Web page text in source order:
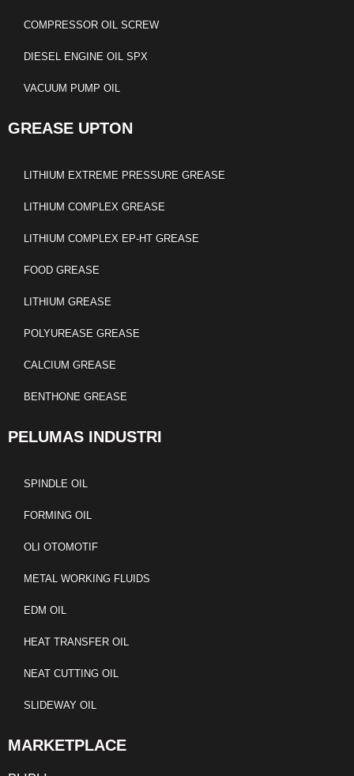
COMPRESSOR OIL SCREW
DIESEL ENGINE OIL SPX
VACUUM PUMP OIL
GREASE UPTON
LITHIUM EXTREME PRESSURE GREASE
LITHIUM COMPLEX GREASE
LITHIUM COMPLEX EP-HT GREASE
FOOD GREASE
LITHIUM GREASE
POLYUREASE GREASE
CALCIUM GREASE
BENTHONE GREASE
PELUMAS INDUSTRI
SPINDLE OIL
FORMING OIL
OLI OTOMOTIF
METAL WORKING FLUIDS
EDM OIL
HEAT TRANSFER OIL
NEAT CUTTING OIL
SLIDEWAY OIL
MARKETPLACE